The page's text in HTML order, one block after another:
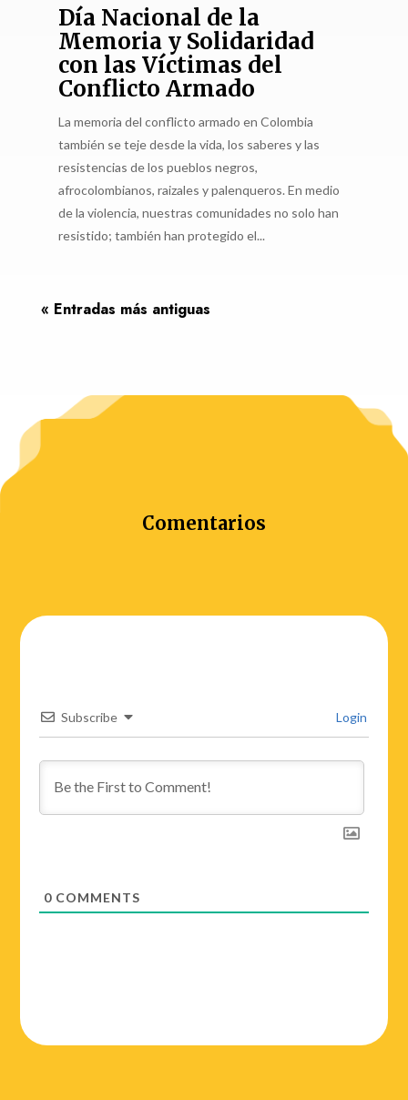
Día Nacional de la
Memoria y Solidaridad
con las Víctimas del
Conflicto Armado
La memoria del conflicto armado en Colombia
también se teje desde la vida, los saberes y las
resistencias de los pueblos negros,
afrocolombianos, raizales y palenqueros. En medio
de la violencia, nuestras comunidades no solo han
resistido; también han protegido el...
« Entradas más antiguas
Comentarios
Subscribe Login
0 COMMENTS